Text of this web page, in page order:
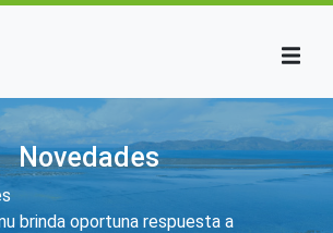
Novedades
enlaces de ayuda a la
brinda oportuna respuesta a